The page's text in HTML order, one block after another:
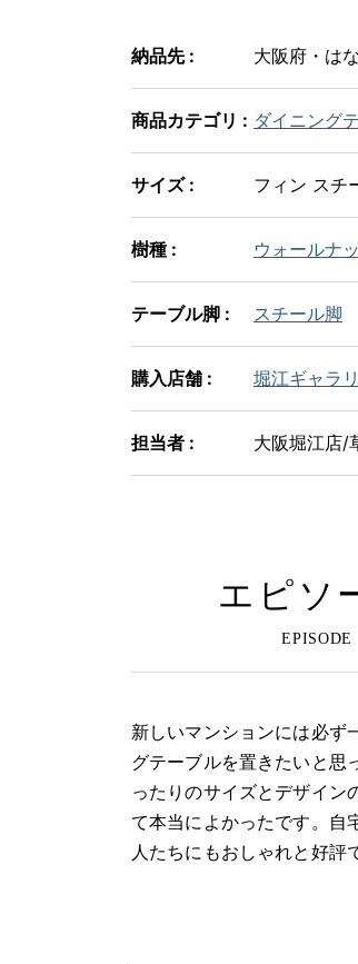
納品先 : 大阪府・は
商品カテゴリ : ダイニング
サイズ : フィン スチ
樹種 : ウォールナ
テーブル脚 : スチール脚
購入店舗 : 堀江ギャラ
担当者 : 大阪堀江店/
エピソ
新しいマンションには必ず
グテーブルを置きたいと思
ったりのサイズとデザイン
て本当によかったです。自
人たちにもおしゃれと好評